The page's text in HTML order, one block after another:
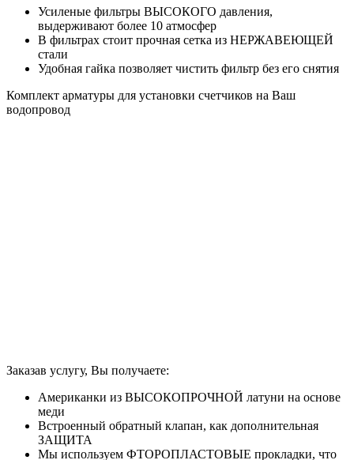
Усиленые фильтры ВЫСОКОГО давления,
выдерживают более 10 атмосфер
В фильтрах стоит прочная сетка из НЕРЖАВЕЮЩЕЙ
стали
Удобная гайка позволяет чистить фильтр без его снятия
Комплект арматуры для установки счетчиков на Ваш
водопровод
Заказав услугу, Вы получаете:
Американки из ВЫСОКОПРОЧНОЙ латуни на основе
меди
Встроенный обратный клапан, как дополнительная
ЗАЩИТА
Мы используем ФТОРОПЛАСТОВЫЕ прокладки, что